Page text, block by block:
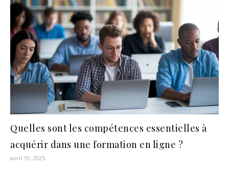
Quelles sont les compétences essentielles à
acquérir dans une formation en ligne ?
avril 19, 2025